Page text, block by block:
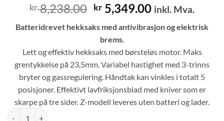
kr8,238.00 Opprinnelig
pris
var:
kr 8,238.00.
kr5,349.00Nåværende
er:
inkl. Mva.
Batteridrevet hekksaks med antivibrasjon og elektrisk
brems.
Lett og effektiv hekksaks med børsteløs motor. Maks
grentykkelse på 23,5mm. Variabel hastighet med 3-trinns
bryter og gassregulering. Håndtak kan vinkles i totalt 5
posisjoner. Effektivt lavfriksjonsblad med kniver som er
skarpe på tre sider. Z-modell leveres uten batteri og lader.
MAKITA DUH751Z HEKKSAKS 18V antall